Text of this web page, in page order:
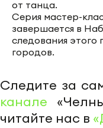
от танца.
Серия мастер-
завершается в
следования этого
городов.
Следите за
канале
читайте нас в